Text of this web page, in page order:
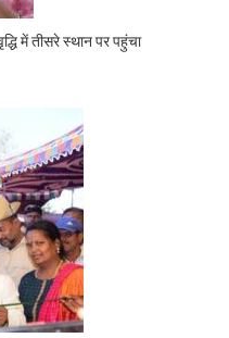
में तीसरे स्‍थान पर पहुंचा